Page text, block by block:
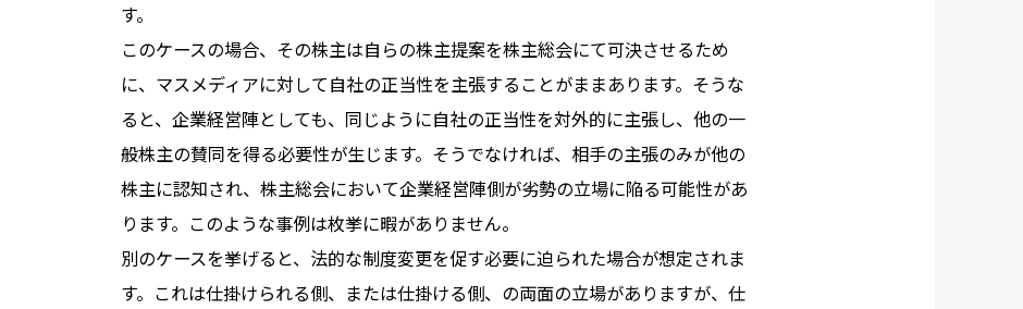
す。
このケースの場合、その株主は自らの株主提案を株主総会にて可決させるため
に、マスメディアに対して自社の正当性を主張することがままあります。そうな
ると、企業経営陣としても、同じように自社の正当性を対外的に主張し、他の一
般株主の賛同を得る必要性が生じます。そうでなければ、相手の主張のみが他の
株主に認知され、株主総会において企業経営陣側が劣勢の立場に陥る可能性があ
ります。このような事例は枚挙に暇がありません。
別のケースを挙げると、法的な制度変更を促す必要に迫られた場合が想定されま
す。これは仕掛けられる側、または仕掛ける側、の両面の立場がありますが、仕